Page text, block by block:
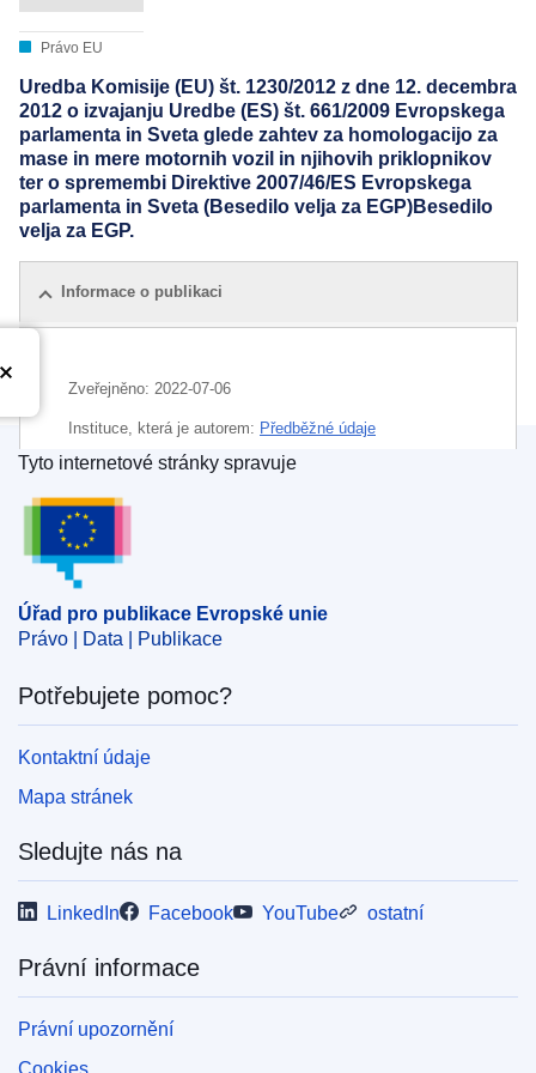
Právo EU
Uredba Komisije (EU) št. 1230/2012 z dne 12. decembra
2012 o izvajanju Uredbe (ES) št. 661/2009 Evropskega
parlamenta in Sveta glede zahtev za homologacijo za
mase in mere motornih vozil in njihovih priklopnikov
ter o spremembi Direktive 2007/46/ES Evropskega
parlamenta in Sveta (Besedilo velja za EGP)Besedilo
velja za EGP.
Informace o publikaci
Zveřejněno: 2022-07-06
Instituce, která je autorem: Předběžné údaje
Úřad pro publikace Evropské unie
Tyto internetové stránky spravuje
Úřad pro publikace Evropské unie
Právo | Data | Publikace
Potřebujete pomoc?
Kontaktní údaje
Mapa stránek
Sledujte nás na
LinkedIn Facebook YouTube ostatní
Právní informace
Právní upozornění